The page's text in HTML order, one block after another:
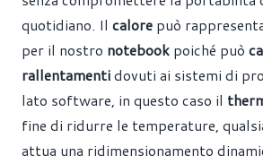
quotidiano. Il calore può
per il nostro notebook poiché può
rallentamentidovuti ai sistemi di
lato software, in questo caso il
fine di ridurre le temperature,
attua una ridimensionamento